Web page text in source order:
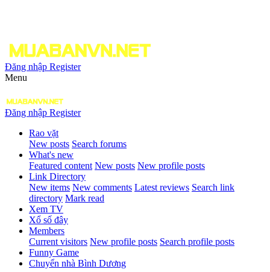
Đăng nhập Register
Menu
Đăng nhập Register
Rao vặt
New posts Search forums
What's new
Featured content New posts New profile posts
Link Directory
New items New comments Latest reviews Search link
directory Mark read
Xem TV
Xổ số đây
Members
Current visitors New profile posts Search profile posts
Funny Game
Chuyển nhà Bình Dương